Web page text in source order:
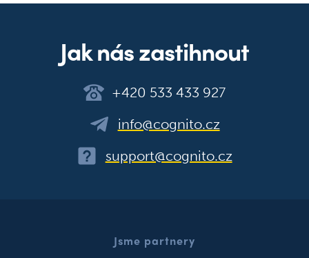
Jak nás zastihnout
+420 533 433 927
info@cognito.cz
support@cognito.cz
Jsme partnery